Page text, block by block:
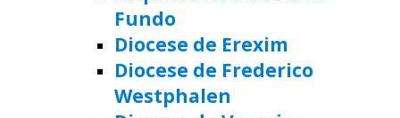
Fundo
Diocese de Erexim
Diocese de Frederico
Westphalen